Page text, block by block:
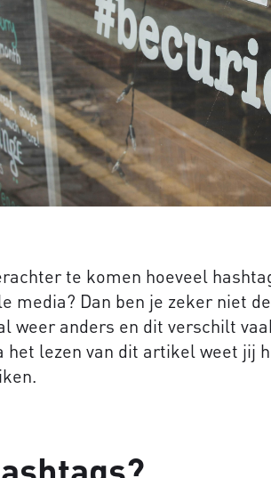
te komen hoeveel
media? Dan ben je zeker niet
weer anders en dit verschilt
het lezen van dit artikel weet jij